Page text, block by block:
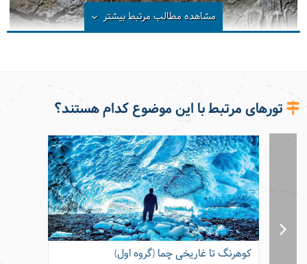
غار بورنیک در روستای زیبای هرانده
مشاهده مطالب مرتبطبیشتر
تورهای مرتبط با این موضوع کدام هستند؟
کوهرنگ تا غاریخی چما (گروه اول)